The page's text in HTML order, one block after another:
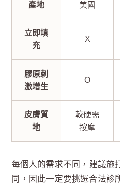
產地 美國
立即填
充
X
膠原刺
激增生
O
皮膚質
地
較硬需
按摩
每個人的需求不同，建議施
同，因此一定要挑選合法診